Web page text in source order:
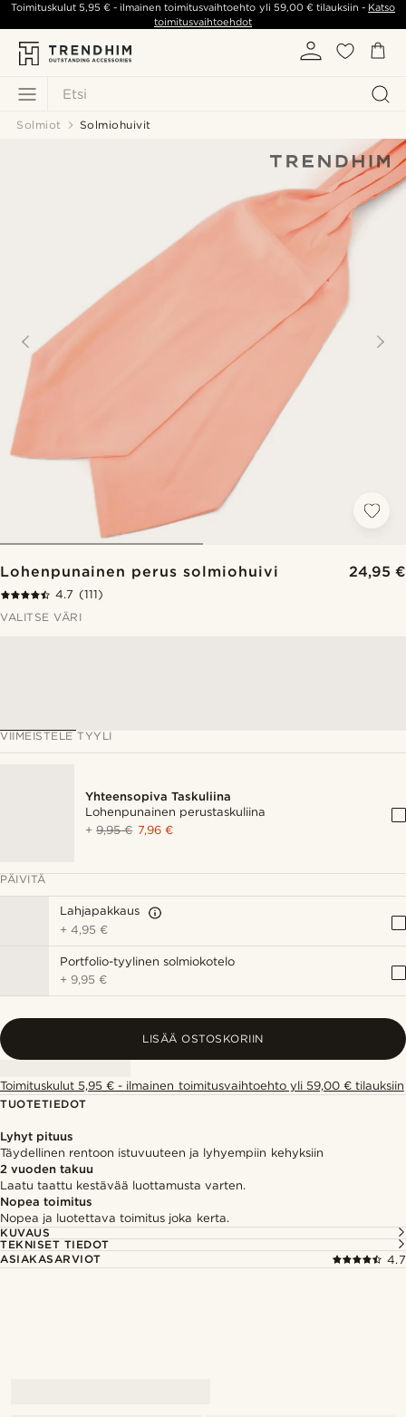
Etsi
Toimituskulut5,95 € - ilmainen toimitusvaihtoehto yli 59,00 €tilauksiin - Katso
toimitusvaihtoehdot
Solmiot Solmiohuivit
Lohenpunainen perus solmiohuivi 24,95 €
4.7 (111)
VALITSE VÄRI
VIIMEISTELE TYYLI
Yhteensopiva Taskuliina
Lohenpunainen perustaskuliina
+9,95 € 7,96 €
PÄIVITÄ
Lahjapakkaus
+4,95 €
Portfolio-tyylinen solmiokotelo
+ 9,95 €
LISÄÄ OSTOSKORIIN
Toimituskulut 5,95 € - ilmainen toimitusvaihtoehto yli 59,00 € tilauksiin
TUOTETIEDOT
Lyhyt pituus
Täydellinen rentoon istuvuuteen ja lyhyempiin kehyksiin
2 vuoden takuu
Laatu taattu kestävää luottamusta varten.
Nopea toimitus
Nopea ja luotettava toimitus joka kerta.
KUVAUS
TEKNISET TIEDOT
ASIAKASARVIOT
4.7